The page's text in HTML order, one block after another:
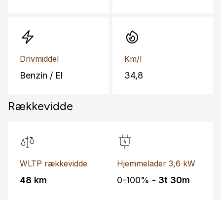
Drivmiddel
Benzin / El
Km/l
34,8
Rækkevidde
WLTP rækkevidde
48 km
Hjemmelader 3,6 kW
0-100% - 3t 30m